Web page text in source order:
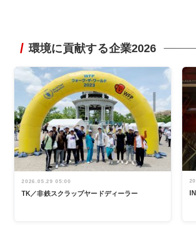
環境に貢献する企業2026
2026.05.29 05:00
TK／非鉄スクラップヤードディーラー